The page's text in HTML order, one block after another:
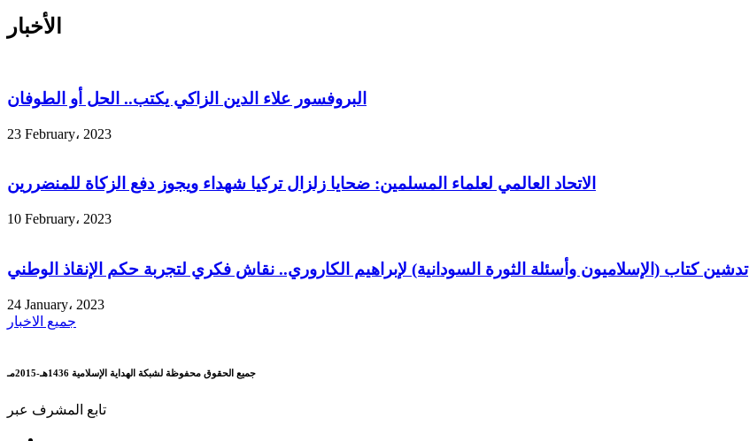
الأخبار
البروفسور علاء الدين الزاكي يكتب.. الحل أو الطوفان
23 February، 2023
الاتحاد العالمي لعلماء المسلمين: ضحايا زلزال تركيا شهداء ويجوز دفع الزكاة للمنضررين
10 February، 2023
تدشين كتاب (الإسلاميون وأسئلة الثورة السودانية) لإبراهيم الكاروري.. نقاش فكري لتجربة حكم الإنقاذ الوطني
24 January، 2023
جميع الاخبار
جميع الحقوق محفوظة لشبكة الهداية الإسلامية 1436هـ-2015مـ
تابع المشرف عبر